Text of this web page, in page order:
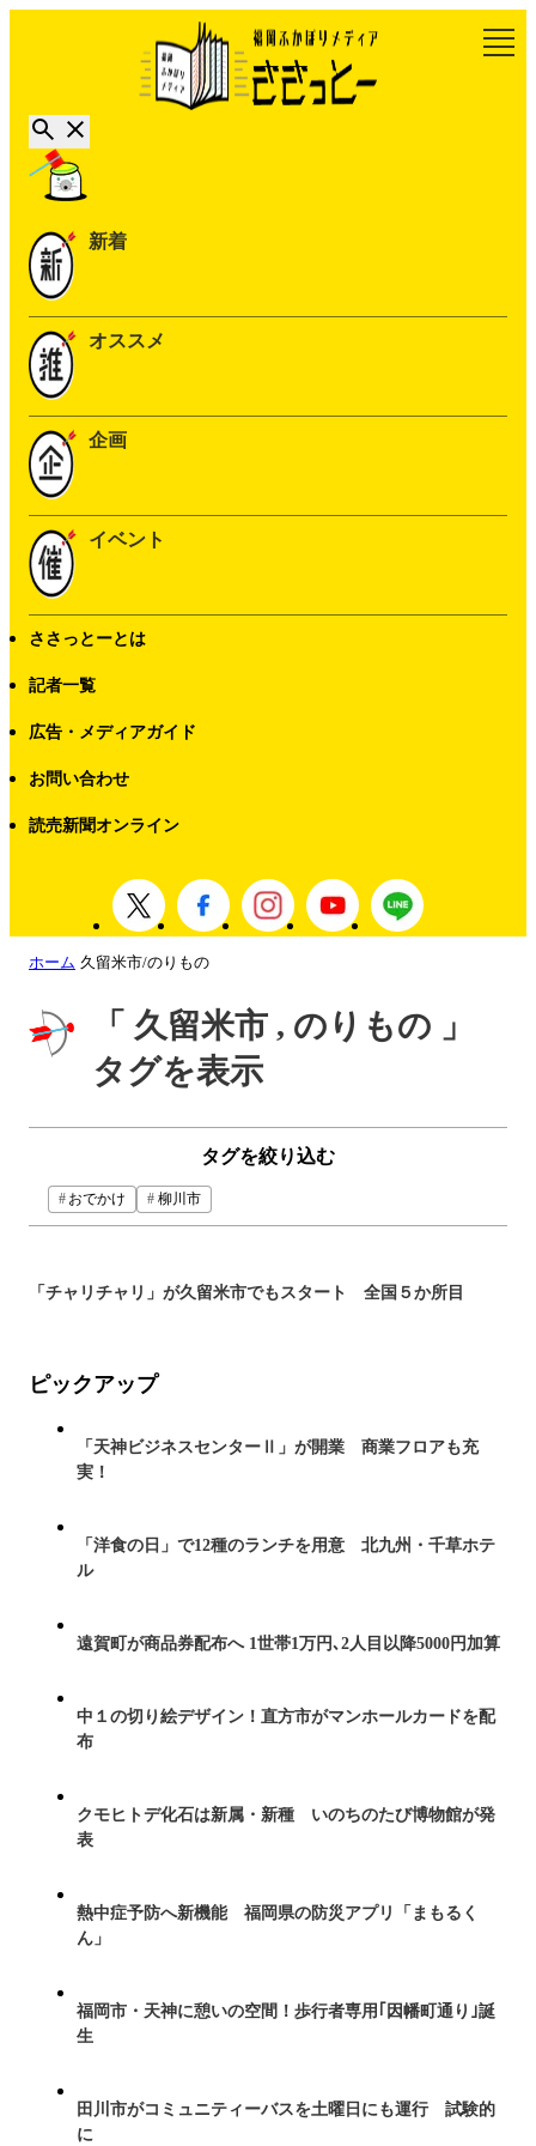
新着
オススメ
企画
イベント
ささっとーとは
記者一覧
広告・メディアガイド
お問い合わせ
読売新聞オンライン
ホーム 久留米市/のりもの
「 久留米市 , のりもの 」
タグを表示
タグを絞り込む
おでかけ 柳川市
「チャリチャリ」が久留米市でもスタート 全国５か所目
ピックアップ
「天神ビジネスセンターⅡ」が開業 商業フロアも充
実！
「洋食の日」で12種のランチを用意 北九州・千草ホテ
ル
遠賀町が商品券配布へ 1世帯1万円､2人目以降5000円加算
中１の切り絵デザイン！直方市がマンホールカードを配
布
クモヒトデ化石は新属・新種 いのちのたび博物館が発
表
熱中症予防へ新機能 福岡県の防災アプリ「まもるく
ん」
福岡市・天神に憩いの空間！歩行者専用｢因幡町通り｣誕
生
田川市がコミュニティーバスを土曜日にも運行 試験的
に